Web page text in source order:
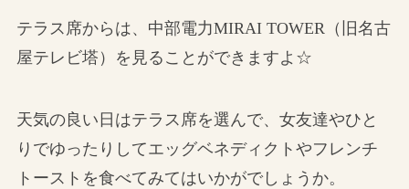
テラス席からは、中部電力MIRAI TOWER（旧名古
屋テレビ塔）を見ることができますよ☆
天気の良い日はテラス席を選んで、女友達やひと
りでゆったりしてエッグベネディクトやフレンチ
トーストを食べてみてはいかがでしょうか。